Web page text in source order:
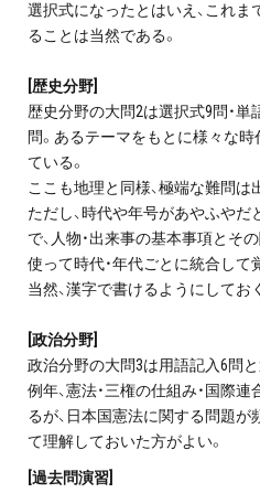
0120-
お問い合わせ
無料体験
選択式になったとはいえ、これま
ることは当然である。
[歴史分野]
歴史分野の大問2は選択式9問・単
問。あるテーマをもとに様々な
ている。
ここも地理と同様、極端な難問は
ただし、時代や年号があやふや
で、人物・出来事の基本事項とそ
使って時代・年代ごとに統合して
当然、漢字で書けるようにしてお
[政治分野]
政治分野の大問3は用語記入6問と
例年、憲法・三権の仕組み・国際
るが、日本国憲法に関する問題が
て理解しておいた方がよい。
[過去問演習]